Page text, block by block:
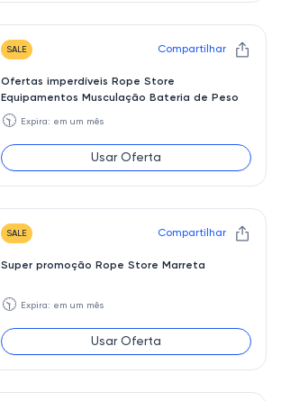
SALE Compartilhar
Ofertas imperdíveis Rope Store
Equipamentos Musculação Bateria de Peso
🕥 Expira: em um mês
Usar Oferta
SALE Compartilhar
Super promoção Rope Store Marreta
🕥 Expira: em um mês
Usar Oferta